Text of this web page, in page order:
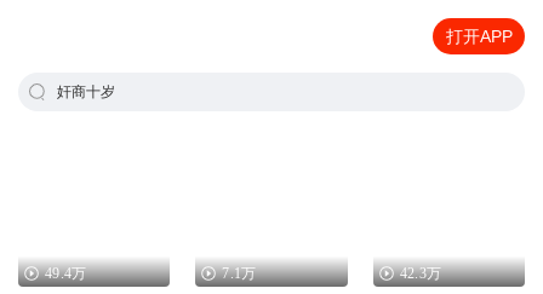
打开APP
奸商十岁
49.4万 7.1万 42.3万